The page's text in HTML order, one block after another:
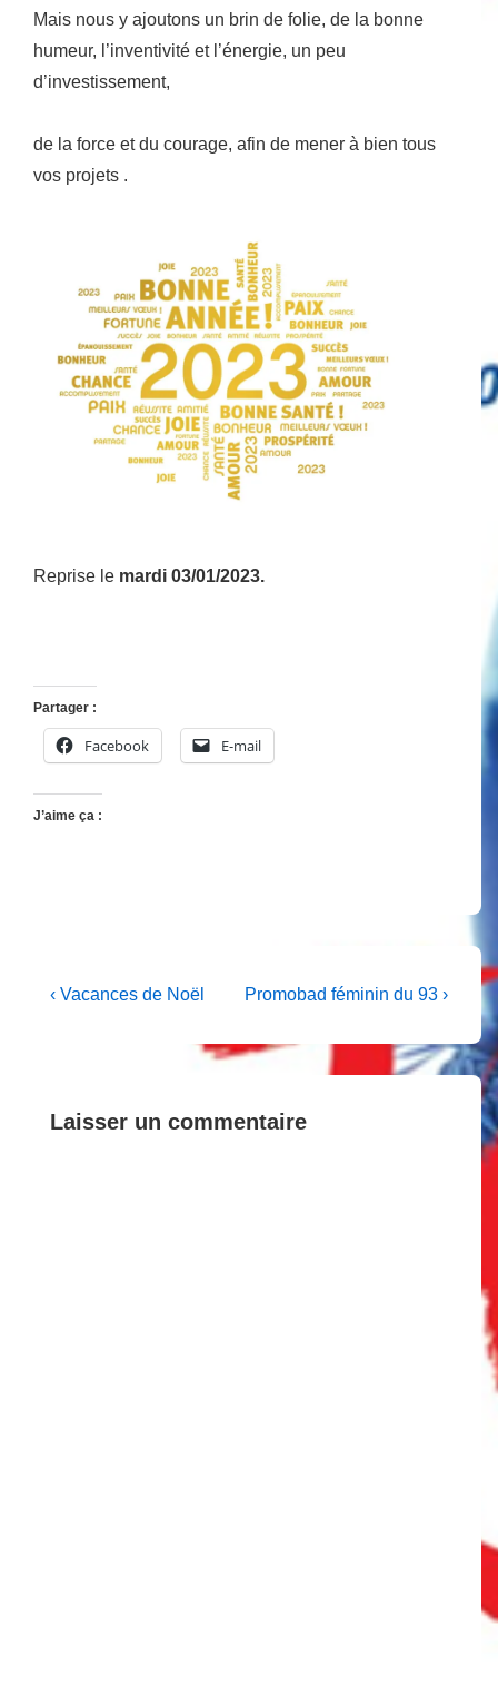
Mais nous y ajoutons un brin de folie, de la bonne
humeur, l’inventivité et l’énergie, un peu
d’investissement,
de la force et du courage, afin de mener à bien tous
vos projets .
Reprise le mardi 03/01/2023.
Partager :
Facebook E-mail
J’aime ça :
Navigation
Previous
‹ Vacances de Noël
Next
is
Promobad féminin du 93 ›
Laisser un commentaire